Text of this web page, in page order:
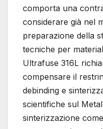
comporta una
considerare già nel
preparazione della
tecniche per
Ultrafuse 316L
compensare il
debinding e
scientifiche sul
sinterizzazione